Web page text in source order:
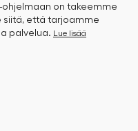
ohjelmaan on takeemme
siitä, että tarjoamme
palvelua.
Lue lisää